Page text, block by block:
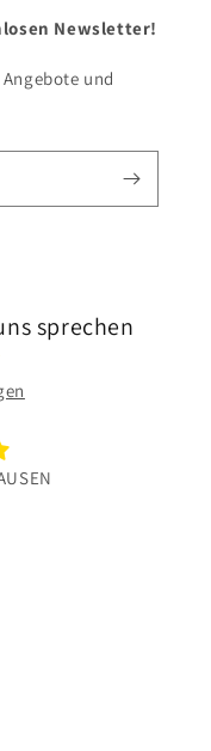
Newsletter!
und
sprechen